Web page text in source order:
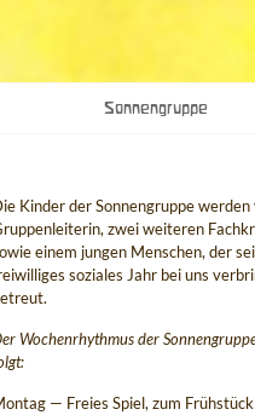
Sonnengruppe
Kinder der Sonnengruppe werden
zwei weiteren
einem jungen Menschen, der
soziales Jahr bei uns
Wochenrhythmus der
— Freies Spiel, zum